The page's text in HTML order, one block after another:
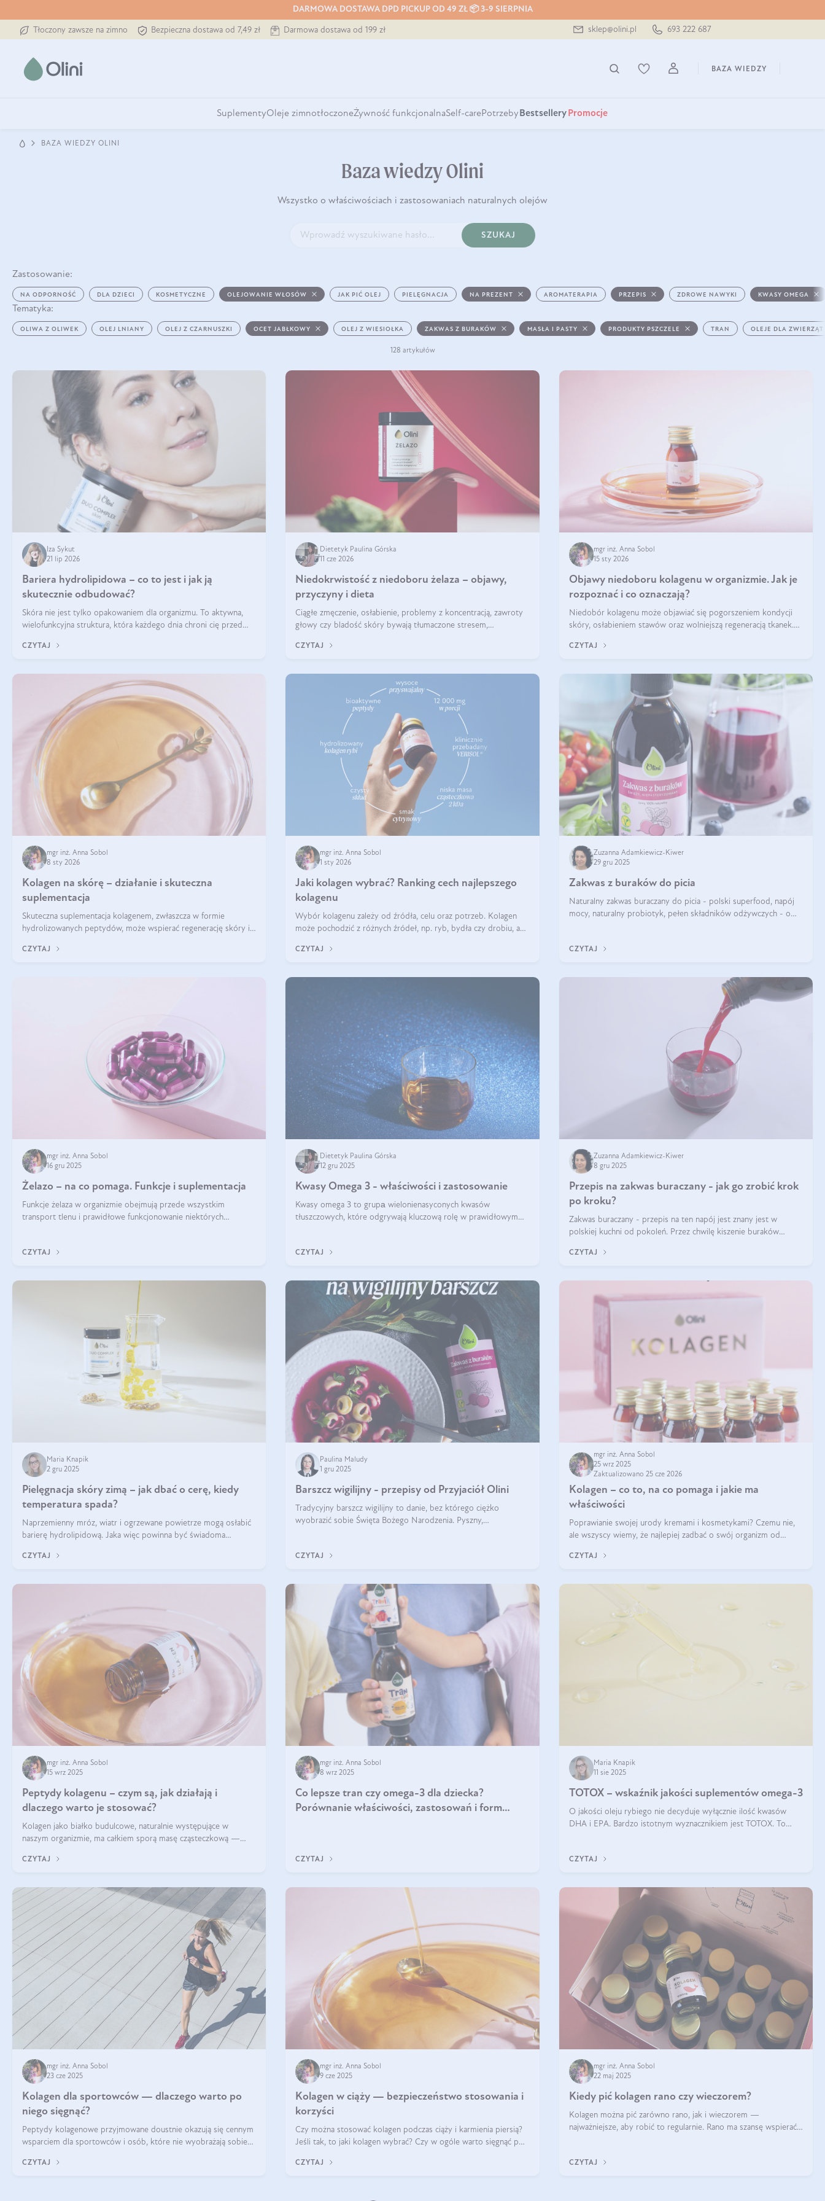
DARMOWA DOSTAWA DPD PICKUP OD 49 ZŁ 📦 3-9 SIERPNIA
Tłoczony zawsze na zimno Bezpieczna dostawa od 7,49 zł Darmowa dostawa od 199 zł sklep@olini.pl 693 222 687
BAZA WIEDZY
SuplementyOleje zimnotłoczoneŻywność funkcjonalnaSelf-carePotrzeby Bestsellery Promocje
BAZA WIEDZY OLINI
Baza wiedzy Olini
Wszystko o właściwościach i zastosowaniach naturalnych olejów
SZUKAJ
Zastosowanie:
NA ODPORNOŚĆ DLA DZIECI KOSMETYCZNE OLEJOWANIE WŁOSÓW JAK PIĆ OLEJ PIELĘGNACJA NA PREZENT AROMATERAPIA PRZEPIS ZDROWE NAWYKI KWASY OMEGA
Tematyka:
OLIWA Z OLIWEK OLEJ LNIANY OLEJ Z CZARNUSZKI OCET JABŁKOWY OLEJ Z WIESIOŁKA ZAKWAS Z BURAKÓW MASŁA I PASTY PRODUKTY PSZCZELE TRAN OLEJE DLA ZWIERZĄT
128 artykułów
Iza Sykut
21 lip 2026
Bariera hydrolipidowa – co to jest i jak ją
skutecznie odbudować?
Skóra nie jest tylko opakowaniem dla organizmu. To aktywna,
wielofunkcyjna struktura, która każdego dnia chroni cię przed
środowiskowymi. Jednym z jej kluczowych elementów jest
CZYTAJ
Dietetyk Paulina Górska
11 cze 2026
Niedokrwistość z niedoboru żelaza – objawy,
przyczyny i dieta
Ciągłe zmęczenie, osłabienie, problemy z koncentracją, zawroty
głowy czy bladość skóry bywają tłumaczone stresem,
może być niedokrwistość z niedoboru żelaza.
CZYTAJ
mgr inż. Anna Sobol
15 sty 2026
Objawy niedoboru kolagenu w organizmie. Jak je
rozpoznać i co oznaczają?
Niedobór kolagenu może objawiać się pogorszeniem kondycji
skóry, osłabieniem stawów oraz wolniejszą regeneracją tkanek.
skóry, bóle stawów, łamliwość paznokci oraz osłabienie włosów.
CZYTAJ
mgr inż. Anna Sobol
8 sty 2026
Kolagen na skórę – działanie i skuteczna
suplementacja
Skuteczna suplementacja kolagenem, zwłaszcza w formie
hydrolizowanych peptydów, może wspierać regenerację skóry i
regularnością stosowania.
CZYTAJ
mgr inż. Anna Sobol
1 sty 2026
Jaki kolagen wybrać? Ranking cech najlepszego
kolagenu
Wybór kolagenu zależy od źródła, celu oraz potrzeb. Kolagen
może pochodzić z różnych źródeł, np. ryb, bydła czy drobiu, a
sprawdza się kolagen rybi, a dla wspierania stawów — kolagen
CZYTAJ
Zuzanna Adamkiewicz-Kiwer
29 gru 2025
Zakwas z buraków do picia
Naturalny zakwas buraczany do picia - polski superfood, napój
mocy, naturalny probiotyk, pełen składników odżywczych - o
CZYTAJ
mgr inż. Anna Sobol
16 gru 2025
Żelazo – na co pomaga. Funkcje i suplementacja
Funkcje żelaza w organizmie obejmują przede wszystkim
transport tlenu i prawidłowe funkcjonowanie niektórych
etapie życia.
CZYTAJ
Dietetyk Paulina Górska
12 gru 2025
Kwasy Omega 3 - właściwości i zastosowanie
Kwasy omega 3 to grupа wielonienasyconych kwasów
tłuszczowych, które odgrywają kluczową rolę w prawidłowym
CZYTAJ
Zuzanna Adamkiewicz-Kiwer
8 gru 2025
Przepis na zakwas buraczany - jak go zrobić krok
po kroku?
Zakwas buraczany - przepis na ten napój jest znany jest w
polskiej kuchni od pokoleń. Przez chwilę kiszenie buraków
na fali popularności na
CZYTAJ
Maria Knapik
2 gru 2025
Pielęgnacja skóry zimą – jak dbać o cerę, kiedy
temperatura spada?
Naprzemienny mróz, wiatr i ogrzewane powietrze mogą osłabić
barierę hydrolipidową. Jaka więc powinna być świadoma
CZYTAJ
Paulina Maludy
1 gru 2025
Barszcz wigilijny - przepisy od Przyjaciół Olini
Tradycyjny barszcz wigilijny to danie, bez którego ciężko
wyobrazić sobie Święta Bożego Narodzenia. Pyszny,
CZYTAJ
mgr inż. Anna Sobol
25 wrz 2025
Zaktualizowano 25 cze 2026
Kolagen – co to, na co pomaga i jakie ma
właściwości
Poprawianie swojej urody kremami i kosmetykami? Czemu nie,
ale wszyscy wiemy, że najlepiej zadbać o swój organizm od
zewnętrzny prezentował się zdrowo i atrakcyjnie. Stosowanie
CZYTAJ
mgr inż. Anna Sobol
15 wrz 2025
Peptydy kolagenu – czym są, jak działają i
dlaczego warto je stosować?
Kolagen jako białko budulcowe, naturalnie występujące w
naszym organizmie, ma całkiem sporą masę cząsteczkową —
formie, byłby trudno strawialny. Aby był lepiej przyswajalny i
CZYTAJ
mgr inż. Anna Sobol
8 wrz 2025
Co lepsze tran czy omega-3 dla dziecka?
Porównanie właściwości, zastosowań i form
CZYTAJ
Maria Knapik
11 sie 2025
TOTOX – wskaźnik jakości suplementów omega-3
O jakości oleju rybiego nie decyduje wyłącznie ilość kwasów
DHA i EPA. Bardzo istotnym wyznacznikiem jest TOTOX. To
CZYTAJ
mgr inż. Anna Sobol
23 cze 2025
Kolagen dla sportowców — dlaczego warto po
niego sięgnąć?
Peptydy kolagenowe przyjmowane doustnie okazują się cennym
wsparciem dla sportowców i osób, które nie wyobrażają sobie
CZYTAJ
mgr inż. Anna Sobol
9 cze 2025
Kolagen w ciąży — bezpieczeństwo stosowania i
korzyści
Czy można stosować kolagen podczas ciąży i karmienia piersią?
Jeśli tak, to jaki kolagen wybrać? Czy w ogóle warto sięgnąć po
CZYTAJ
mgr inż. Anna Sobol
22 maj 2025
Kiedy pić kolagen rano czy wieczorem?
Kolagen można pić zarówno rano, jak i wieczorem —
najważniejsze, aby robić to regularnie. Rano ma szansę wspierać
CZYTAJ